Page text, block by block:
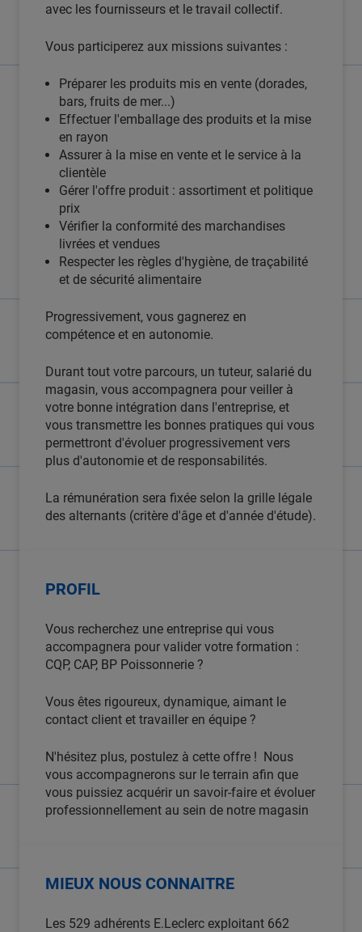
avec les fournisseurs et le travail collectif.
Vous participerez aux missions suivantes :
Préparer les produits mis en vente (dorades,
bars, fruits de mer...)
Effectuer l'emballage des produits et la mise
en rayon
Assurer à la mise en vente et le service à la
clientèle
Gérer l'offre produit : assortiment et politique
prix
Vérifier la conformité des marchandises
livrées et vendues
Respecter les règles d'hygiène, de traçabilité
et de sécurité alimentaire
Progressivement, vous gagnerez en
compétence et en autonomie.
Durant tout votre parcours, un tuteur, salarié du
magasin, vous accompagnera pour veiller à
votre bonne intégration dans l'entreprise, et
vous transmettre les bonnes pratiques qui vous
permettront d'évoluer progressivement vers
plus d'autonomie et de responsabilités.
La rémunération sera fixée selon la grille légale
des alternants (critère d'âge et d'année d'étude).
PROFIL
Vous recherchez une entreprise qui vous
accompagnera pour valider votre formation :
CQP, CAP, BP Poissonnerie ?
Vous êtes rigoureux, dynamique, aimant le
contact client et travailler en équipe ?
N'hésitez plus, postulez à cette offre ! Nous
vous accompagnerons sur le terrain afin que
vous puissiez acquérir un savoir-faire et évoluer
professionnellement au sein de notre magasin
MIEUX NOUS CONNAITRE
Les 529 adhérents E.Leclerc exploitant 662